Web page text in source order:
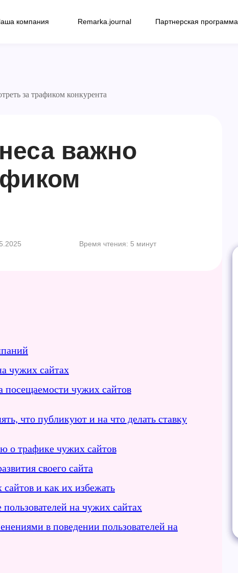
компания Remarka.journal Партнерская программа
за трафиком конкурента
важно
Время чтения: 5 минут
чужих сайтах
посещаемости чужих сайтов
что публикуют и на что делать ставку
о трафике чужих сайтов
своего сайта
и как их избежать
на чужих сайтах
в поведении пользователей на